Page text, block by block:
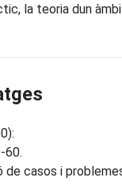
la teoria dun
60.
casos i